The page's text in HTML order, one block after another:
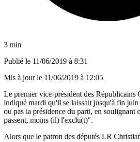
3 min
Publié le 11/06/2019 à 8:31
Mis à jour le 11/06/2019 à 12:05
Le premier vice-président des Républicains
indiqué mardi qu'il se laissait jusqu'à fin
ou pas la présidence du parti, en soulignant
passent, moins (il) l'exclu(t)".
Alors que le patron des députés LR